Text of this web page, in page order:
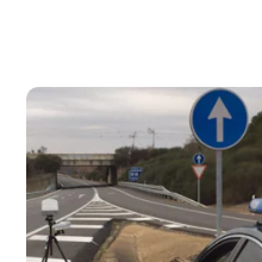
Ubicación de todos
19 de agosto de 2021
Aquí tienes un listado con
radares fijos y móviles
Asturias.